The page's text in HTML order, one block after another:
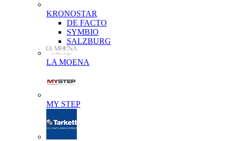
KRONOSTAR
DE FACTO
SYMBIO
SALZBURG
LA MOENA
MY STEP